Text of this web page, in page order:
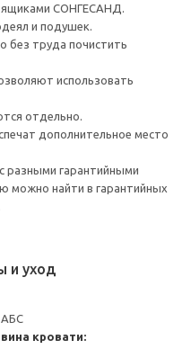
СОНГЕСАНД.
и подушек.
без труда почистить
использовать
отдельно.
дополнительное место
разными гарантийными
можно найти в гарантийных
и уход
АБС
кровати: